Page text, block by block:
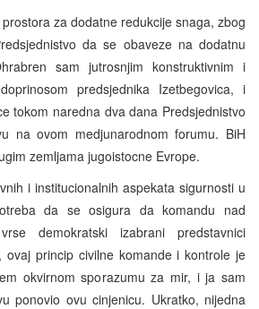
za dodatne redukcije snaga, zbog
da se obaveze na dodatnu
sam jutrosnjim konstruktivnim i
predsjednika Izetbegovica, i
tokom naredna dva dana Predsjednistvo
na ovom medjunarodnom forumu. BiH
zemljama jugoistocne Evrope.
i institucionalnih aspekata sigurnosti u
da se osigura da komandu nad
demokratski izabrani predstavnici
ovaj princip civilne komande i kontrole je
okvirnom sporazumu za mir, i ja sam
ponovio ovu cinjenicu. Ukratko, nijedna